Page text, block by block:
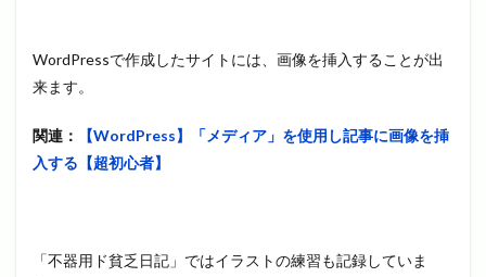
WordPressで作成したサイトには、画像を挿入することが出
来ます。
関連：
【WordPress】「メディア」を使用し記事に画像を挿
入する【超初心者】
「不器用ド貧乏日記」ではイラストの練習も記録していま